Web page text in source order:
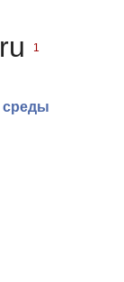
1
среды